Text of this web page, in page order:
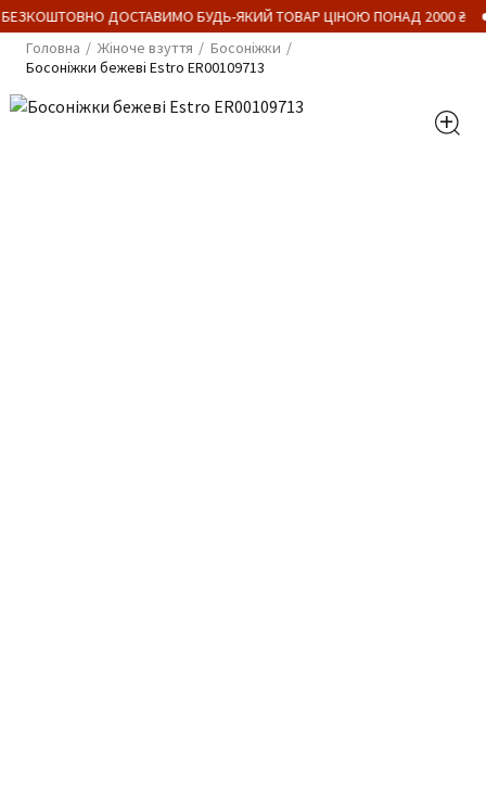
ДОСТАВИМО БУДЬ-ЯКИЙ ТОВАР ЦІНОЮ ПОНАД 2000 ₴
Головна
Жіноче взуття
Босоніжки
Босоніжки бежеві Estro ER00109713